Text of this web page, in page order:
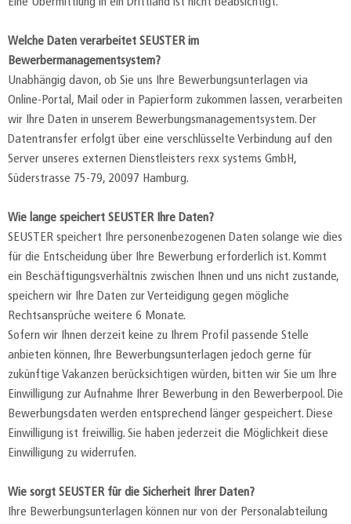
Eine Übermittlung in ein Drittland ist nicht beabsichtigt.
Welche Daten verarbeitet SEUSTER im
Bewerbermanagementsystem?
Unabhängig davon, ob Sie uns Ihre Bewerbungsunterlagen via
Online-Portal, Mail oder in Papierform zukommen lassen, verarbeiten
wir Ihre Daten in unserem Bewerbungsmanagementsystem. Der
Datentransfer erfolgt über eine verschlüsselte Verbindung auf den
Server unseres externen Dienstleisters rexx systems GmbH,
Süderstrasse 75-79, 20097 Hamburg.
Wie lange speichert SEUSTER Ihre Daten?
SEUSTER speichert Ihre personenbezogenen Daten solange wie dies
für die Entscheidung über Ihre Bewerbung erforderlich ist. Kommt
ein Beschäftigungsverhältnis zwischen Ihnen und uns nicht zustande,
speichern wir Ihre Daten zur Verteidigung gegen mögliche
Rechtsansprüche weitere 6 Monate.
Sofern wir Ihnen derzeit keine zu Ihrem Profil passende Stelle
anbieten können, Ihre Bewerbungsunterlagen jedoch gerne für
zukünftige Vakanzen berücksichtigen würden, bitten wir Sie um Ihre
Einwilligung zur Aufnahme Ihrer Bewerbung in den Bewerberpool. Die
Bewerbungsdaten werden entsprechend länger gespeichert. Diese
Einwilligung ist freiwillig. Sie haben jederzeit die Möglichkeit diese
Einwilligung zu widerrufen.
Wie sorgt SEUSTER für die Sicherheit Ihrer Daten?
Ihre Bewerbungsunterlagen können nur von der Personalabteilung